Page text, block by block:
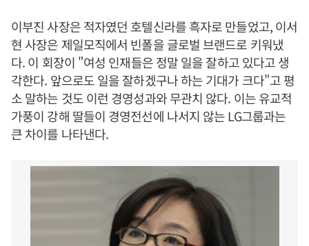
이부진 사장은 적자였던 호텔신라를 흑자로 만들었고, 이서
현 사장은 제일모직에서 빈폴을 글로벌 브랜드로 키워냈
다. 이 회장이 "여성 인재들은 정말 일을 잘하고 있다고 생
각한다. 앞으로도 일을 잘하겠구나 하는 기대가 크다"고 평
소 말하는 것도 이런 경영성과와 무관치 않다. 이는 유교적
가풍이 강해 딸들이 경영전선에 나서지 않는 LG그룹과는
큰 차이를 나타낸다.